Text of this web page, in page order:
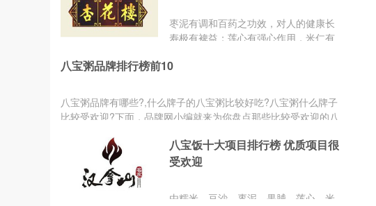
枣泥有调和百药之功效，对人的健康长
寿极有裨益；莲心有强心作用，米仁有
有补中益气作用。
八宝粥品牌排行榜前10
八宝粥品牌有哪些?,什么牌子的八宝粥比较好吃?八宝粥什么牌子
比较受欢迎?下面，品牌网小编就来为你盘点那些比较受欢迎的八
八宝饭十大项目排行榜 优质项目很
受欢迎
由糯米、豆沙、枣泥、果脯、莲心、米